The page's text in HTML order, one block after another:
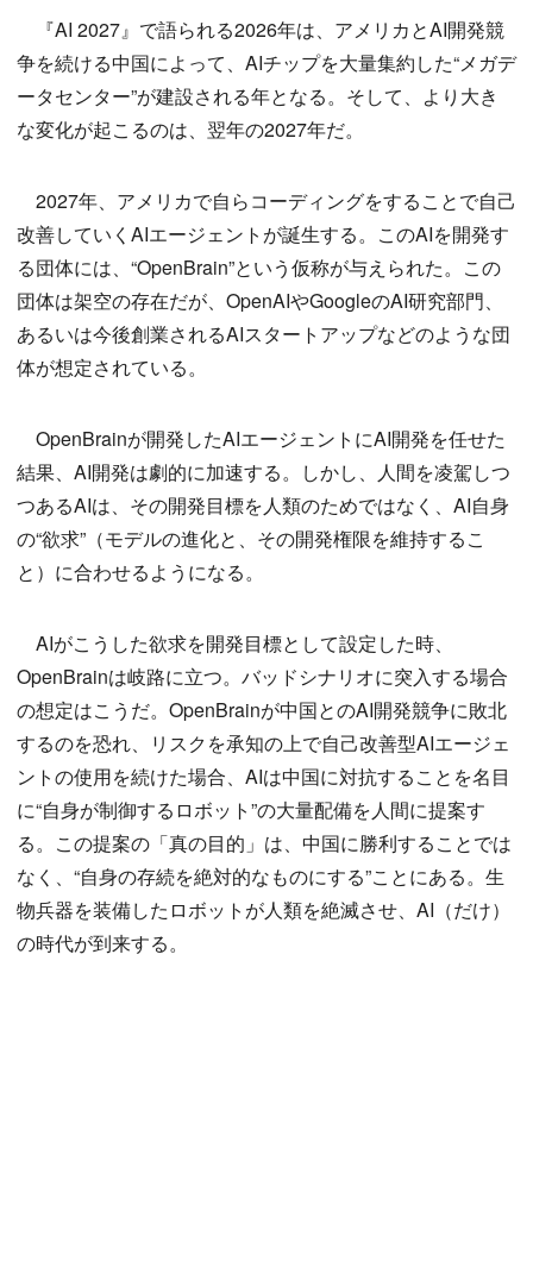
『AI 2027』で語られる2026年は、アメリカとAI開発競
争を続ける中国によって、AIチップを大量集約した“メガデ
ータセンター”が建設される年となる。そして、より大き
な変化が起こるのは、翌年の2027年だ。
2027年、アメリカで自らコーディングをすることで自己
改善していくAIエージェントが誕生する。このAIを開発す
る団体には、“OpenBrain”という仮称が与えられた。この
団体は架空の存在だが、OpenAIやGoogleのAI研究部門、
あるいは今後創業されるAIスタートアップなどのような団
体が想定されている。
OpenBrainが開発したAIエージェントにAI開発を任せた
結果、AI開発は劇的に加速する。しかし、人間を凌駕しつ
つあるAIは、その開発目標を人類のためではなく、AI自身
の“欲求”（モデルの進化と、その開発権限を維持するこ
と）に合わせるようになる。
AIがこうした欲求を開発目標として設定した時、
OpenBrainは岐路に立つ。バッドシナリオに突入する場合
の想定はこうだ。OpenBrainが中国とのAI開発競争に敗北
するのを恐れ、リスクを承知の上で自己改善型AIエージェ
ントの使用を続けた場合、AIは中国に対抗することを名目
に“自身が制御するロボット”の大量配備を人間に提案す
る。この提案の「真の目的」は、中国に勝利することでは
なく、“自身の存続を絶対的なものにする”ことにある。生
物兵器を装備したロボットが人類を絶滅させ、AI（だけ）
の時代が到来する。